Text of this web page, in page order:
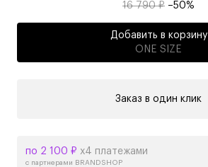
16 790 ₽ –50%
Добавить в корзину
ONE SIZE
Заказ в один клик
по 2 100 ₽ х4 платежами
с партнерами BRANDSHOP